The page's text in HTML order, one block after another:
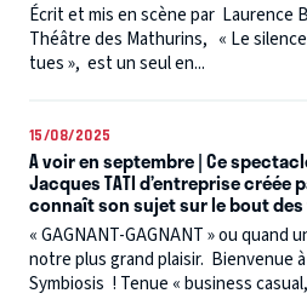
Écrit et mis en scène par Laurence
Théâtre des Mathurins, « Le
tues », est un seul en...
15/08/2025
A voir en septembre | Ce
Jacques TATI d’entreprise créée
connaît son sujet sur le bout
« GAGNANT-GAGNANT » ou quand
notre plus grand plaisir. Bienvenue
Symbiosis ! Tenue « business